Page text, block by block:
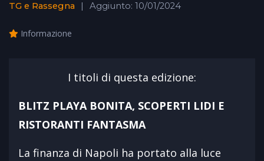
TG e Rassegna Aggiunto: 10/01/2024
Informazione
I titoli di questa edizione:
BLITZ PLAYA BONITA, SCOPERTI LIDI E
RISTORANTI FANTASMA
La finanza di Napoli ha portato alla luce